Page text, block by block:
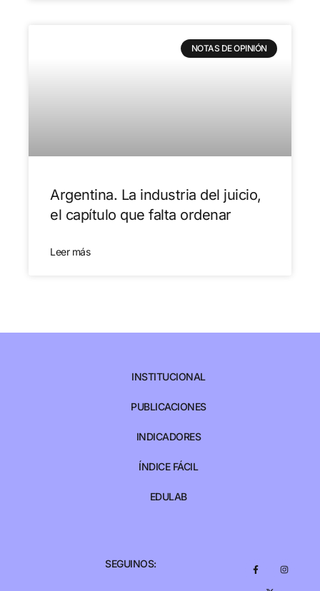
NOTAS DE OPINIÓN
Argentina. La industria del juicio,
el capítulo que falta ordenar
Leer más
INSTITUCIONAL
PUBLICACIONES
INDICADORES
ÍNDICE FÁCIL
EDULAB
SEGUINOS: